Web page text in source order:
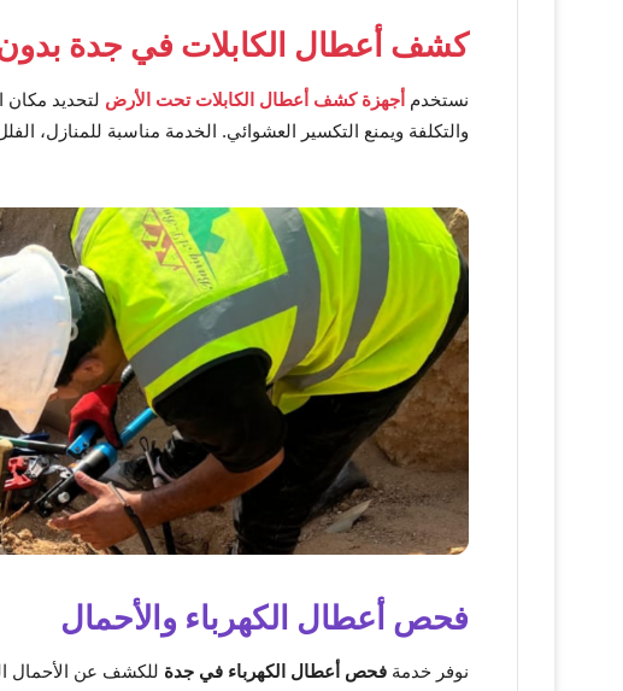
كشف أعطال الكابلات في جدة
نستخدم أجهزة كشف أعطال الكابلات تحت الأرض لتحديد مكان
والتكلفة ويمنع التكسير العشوائي. الخدمة مناسبة للمنازل،
فحص أعطال الكهرباء والأحمال
نوفر خدمة فحص أعطال الكهرباء في جدة للكشف عن الأحمال